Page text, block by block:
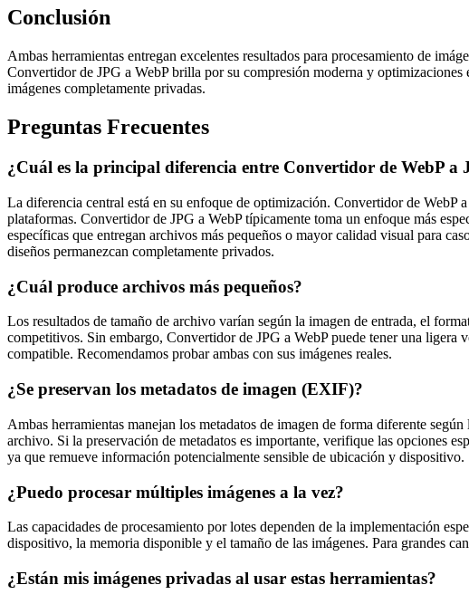
Conclusión
Ambas herramientas entregan excelentes resultados para procesamiento de
Convertidor de JPG a WebP brilla por su compresión moderna y optimizaciones
imágenes completamente privadas.
Preguntas Frecuentes
¿Cuál es la principal diferencia entre Convertidor de WebP
La diferencia central está en su enfoque de optimización. Convertidor de WebP
plataformas. Convertidor de JPG a WebP típicamente toma un enfoque más
específicas que entregan archivos más pequeños o mayor calidad visual para
diseños permanezcan completamente privados.
¿Cuál produce archivos más pequeños?
Los resultados de tamaño de archivo varían según la imagen de entrada, el
competitivos. Sin embargo, Convertidor de JPG a WebP puede tener una
compatible. Recomendamos probar ambas con sus imágenes reales.
¿Se preservan los metadatos de imagen (EXIF)?
Ambas herramientas manejan los metadatos de imagen de forma diferente
archivo. Si la preservación de metadatos es importante, verifique las opciones
ya que remueve información potencialmente sensible de ubicación y dispositivo.
¿Puedo procesar múltiples imágenes a la vez?
Las capacidades de procesamiento por lotes dependen de la implementación
dispositivo, la memoria disponible y el tamaño de las imágenes. Para grandes
¿Están mis imágenes privadas al usar estas herramientas?